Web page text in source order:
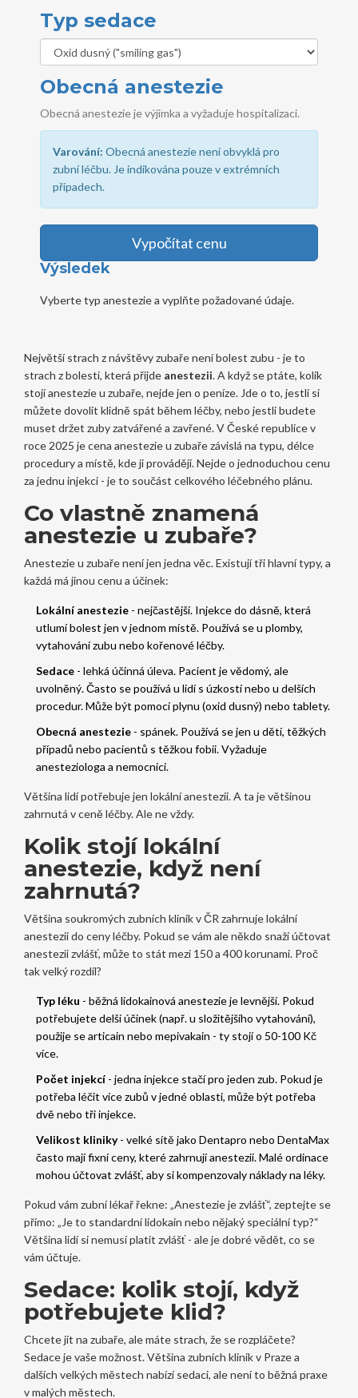
Typ sedace
Obecná anestezie
Obecná anestezie je výjimka a vyžaduje hospitalizaci.
Varování: Obecná anestezie není obvyklá pro
zubní léčbu. Je indikována pouze v extrémních
případech.
Vypočítat cenu
Výsledek
Vyberte typ anestezie a vyplňte požadované údaje.
Největší strach z návštěvy zubaře není bolest zubu - je to
strach z bolesti, která přijde anestezii. A když se ptáte, kolik
stojí anestezie u zubaře, nejde jen o peníze. Jde o to, jestli si
můžete dovolit klidně spát během léčby, nebo jestli budete
muset držet zuby zatvářené a zavřené. V České republice v
roce 2025 je cena anestezie u zubaře závislá na typu, délce
procedury a místě, kde ji provádějí. Nejde o jednoduchou cenu
za jednu injekci - je to součást celkového léčebného plánu.
Co vlastně znamená
anestezie u zubaře?
Anestezie u zubaře není jen jedna věc. Existují tři hlavní typy, a
každá má jinou cenu a účinek:
Lokální anestezie- nejčastější. Injekce do dásně, která
utlumí bolest jen v jednom místě. Používá se u plomby,
vytahování zubu nebo kořenové léčby.
Sedace- lehká účinná úleva. Pacient je vědomý, ale
uvolněný. Často se používá u lidí s úzkostí nebo u delších
procedur. Může být pomocí plynu (oxid dusný) nebo tablety.
Obecná anestezie- spánek. Používá se jen u dětí, těžkých
případů nebo pacientů s těžkou fobii. Vyžaduje
anesteziologa a nemocnici.
Většina lidí potřebuje jen lokální anestezii. A ta je většinou
zahrnutá v ceně léčby. Ale ne vždy.
Kolik stojí lokální
anestezie, když není
zahrnutá?
Většina soukromých zubních klinik v ČR zahrnuje lokální
anestezii do ceny léčby. Pokud se vám ale někdo snaží účtovat
anestezii zvlášť, může to stát mezi 150 a 400 korunami. Proč
tak velký rozdíl?
Typ léku - běžná lidokainová anestezie je levnější. Pokud
potřebujete delší účinek (např. u složitějšího vytahování),
použije se articain nebo mepivakain - ty stojí o 50-100 Kč
více.
Počet injekcí- jedna injekce stačí pro jeden zub. Pokud je
potřeba léčit více zubů v jedné oblasti, může být potřeba
dvě nebo tři injekce.
Velikost kliniky- velké sítě jako Dentapro nebo DentaMax
často mají fixní ceny, které zahrnují anestezii. Malé ordinace
mohou účtovat zvlášť, aby si kompenzovaly náklady na léky.
Pokud vám zubní lékař řekne: „Anestezie je zvlášť“, zeptejte se
přímo: „Je to standardní lidokain nebo nějaký speciální typ?“
Většina lidí si nemusí platit zvlášť - ale je dobré vědět, co se
vám účtuje.
Sedace: kolik stojí, když
potřebujete klid?
Chcete jít na zubaře, ale máte strach, že se rozpláčete?
Sedace je vaše možnost. Většina zubních klinik v Praze a
dalších velkých městech nabízí sedaci, ale není to běžná praxe
v malých městech.